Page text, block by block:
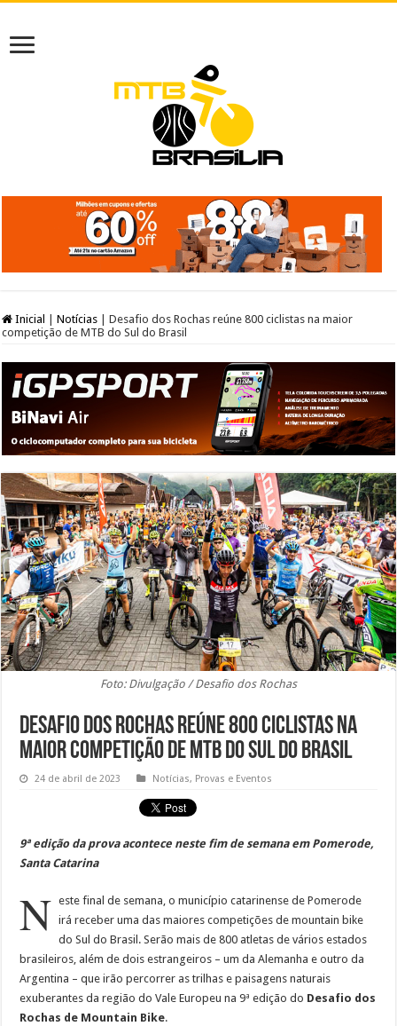
Inicial Notícias
Desafio dos Rochas reúne 800 ciclistas na maior
competição de MTB do Sul do Brasil
Foto: Divulgação / Desafio dos Rochas
Desafio dos Rochas reúne 800 ciclistas na
maior competição de MTB do Sul do Brasil
24 de abril de 2023 Notícias, Provas e Eventos
9ª edição da prova acontece neste fim de semana em Pomerode,
Santa Catarina
N este final de semana, o município catarinense de Pomerode
irá receber uma das maiores competições de mountain bike
do Sul do Brasil. Serão mais de 800 atletas de vários estados
brasileiros, além de dois estrangeiros – um da Alemanha e outro da
Argentina – que irão percorrer as trilhas e paisagens naturais
exuberantes da região do Vale Europeu na 9ª edição do Desafio dos
Rochas de Mountain Bike.